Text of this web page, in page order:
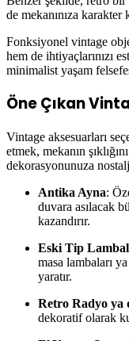
de mekanınıza karakter
Fonksiyonel vintage
hem de ihtiyaçlarınızı
minimalist yaşam
Öne Çıkan
Vintage aksesuarları
etmek, mekanın
dekorasyonunuza
Antika Ayna:
duvara asılacak
kazandırır.
Eski Tip
masa lambaları
yaratır.
Retro Radyo ya
dekoratif olarak